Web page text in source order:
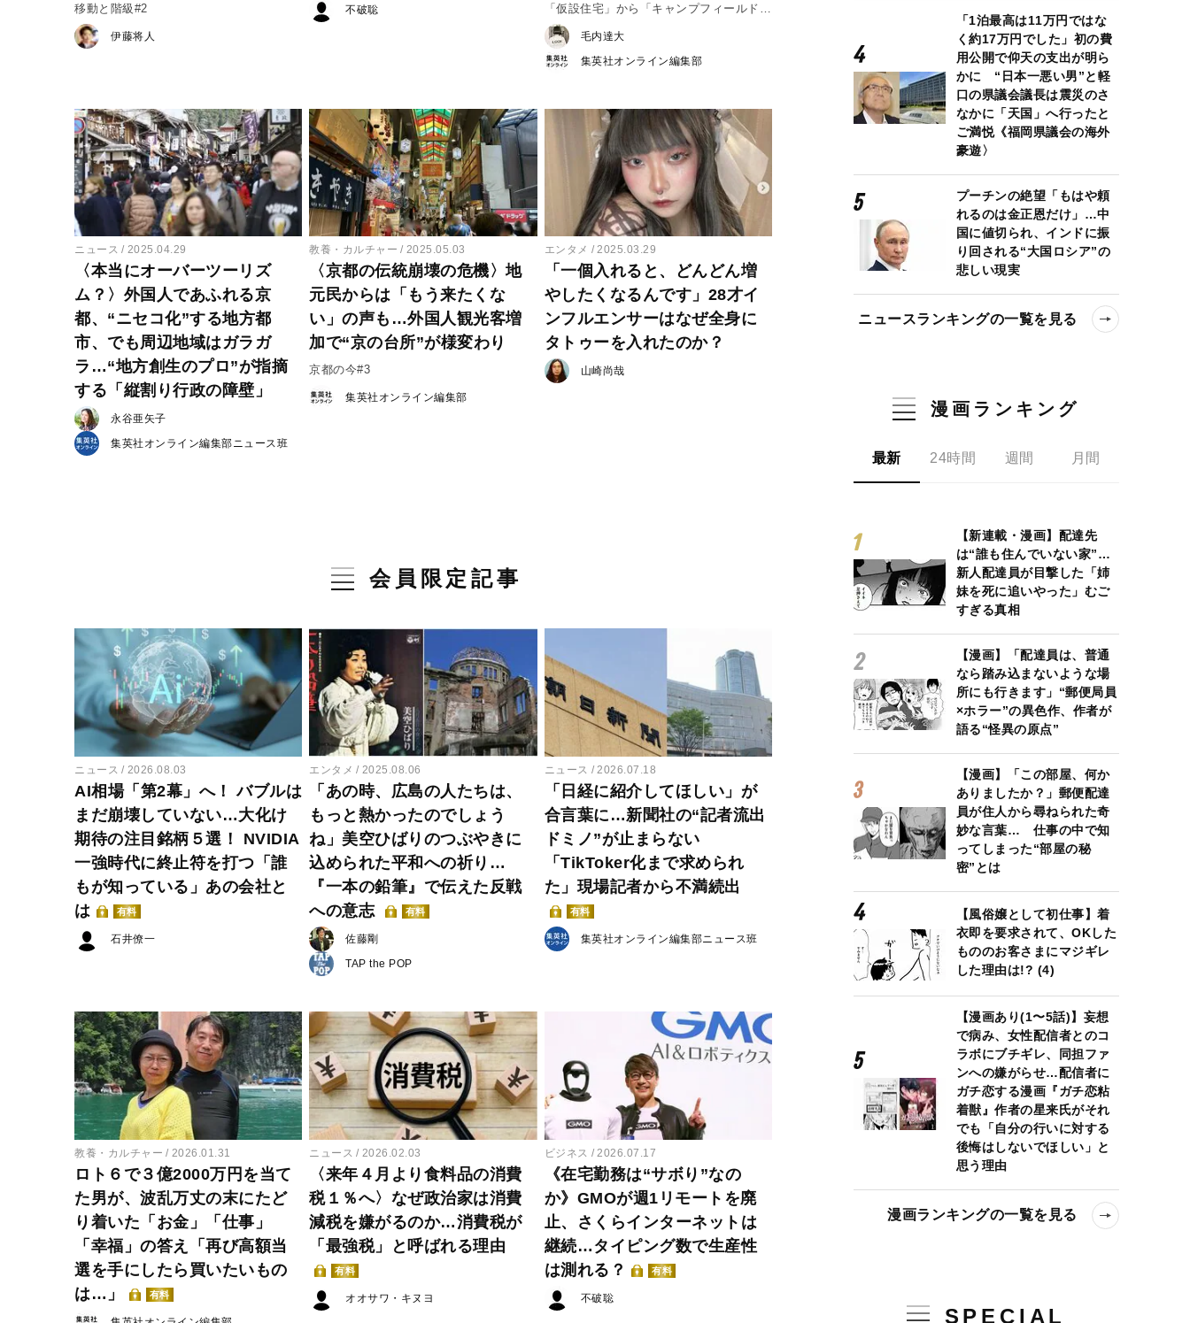
移動と階級#2
伊藤将人
不破聡
「仮設住宅」から「キャンプフィールド」
へ#1
毛内達大
集英社オンライン編集部
ニュース 2025.04.29
〈本当にオーバーツーリズ
ム？〉外国人であふれる京
都、“ニセコ化”する地方都
市、でも周辺地域はガラガ
ラ…“地方創生のプロ”が指摘
する「縦割り行政の障壁」
永谷亜矢子
集英社オンライン編集部ニュース班
教養・カルチャー 2025.05.03
〈京都の伝統崩壊の危機〉地
元民からは「もう来たくな
い」の声も…外国人観光客増
加で“京の台所”が様変わり
京都の今#3
集英社オンライン編集部
エンタメ 2025.03.29
「一個入れると、どんどん増
やしたくなるんです」28才イ
ンフルエンサーはなぜ全身に
タトゥーを入れたのか？
山崎尚哉
会員限定記事
ニュース 2026.08.03
AI相場「第2幕」へ！ バブルは
まだ崩壊していない…大化け
期待の注目銘柄５選！ NVIDIA
一強時代に終止符を打つ「誰
もが知っている」あの会社と
は
有料
石井僚一
エンタメ 2025.08.06
「あの時、広島の人たちは、
もっと熱かったのでしょう
ね」美空ひばりのつぶやきに
込められた平和への祈り…
『一本の鉛筆』で伝えた反戦
への意志
有料
佐藤剛
TAP the POP
ニュース 2026.07.18
「日経に紹介してほしい」が
合言葉に…新聞社の“記者流出
ドミノ”が止まらない
「TikToker化まで求められ
た」現場記者から不満続出
有料
集英社オンライン編集部ニュース班
教養・カルチャー 2026.01.31
ロト６で３億2000万円を当て
た男が、波乱万丈の末にたど
り着いた「お金」「仕事」
「幸福」の答え「再び高額当
選を手にしたら買いたいもの
は…」
有料
ニュース 2026.02.03
〈来年４月より食料品の消費
税１％へ〉なぜ政治家は消費
減税を嫌がるのか…消費税が
「最強税」と呼ばれる理由
有料
オオサワ・キヌヨ
ビジネス 2026.07.17
《在宅勤務は“サボり”なの
か》GMOが週1リモートを廃
止、さくらインターネットは
継続…タイピング数で生産性
は測れる？
有料
不破聡
「1泊最高は11万円ではな
く約17万円でした」初の費
用公開で仰天の支出が明ら
かに “日本一悪い男”と軽
口の県議会議長は震災のさ
なかに「天国」へ行ったと
ご満悦《福岡県議会の海外
豪遊〉
プーチンの絶望「もはや頼
れるのは金正恩だけ」…中
国に値切られ、インドに振
り回される“大国ロシア”の
悲しい現実
ニュースランキングの一覧を見る
漫画ランキング
最新 24時間 週間 月間
【新連載・漫画】配達先
は“誰も住んでいない家”…
新人配達員が目撃した「姉
妹を死に追いやった」むご
すぎる真相
【漫画】「配達員は、普通
なら踏み込まないような場
所にも行きます」“郵便局員
×ホラー”の異色作、作者が
語る“怪異の原点”
【漫画】「この部屋、何か
ありましたか？」郵便配達
員が住人から尋ねられた奇
妙な言葉… 仕事の中で知
ってしまった“部屋の秘
密”とは
【風俗嬢として初仕事】着
衣即を要求されて、OKした
もののお客さまにマジギレ
した理由は!? (4)
【漫画あり(1〜5話)】妄想
で病み、女性配信者とのコ
ラボにブチギレ、同担ファ
ンへの嫌がらせ…配信者に
ガチ恋する漫画『ガチ恋粘
着獣』作者の星来氏がそれ
でも「自分の行いに対する
後悔はしないでほしい」と
思う理由
漫画ランキングの一覧を見る
SPECIAL